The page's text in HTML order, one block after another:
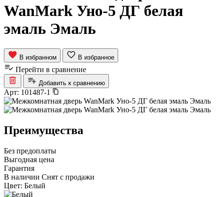
WanMark Уно-5 ДГ белая
эмаль Эмаль
В избранном В избранное
Перейти в сравнение
Добавить к сравнению
Арт: 101487-1
Преимущества
Без предоплаты
Выгодная цена
Гарантия
В наличии Снят с продажи
Цвет: Белый